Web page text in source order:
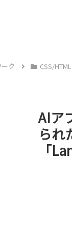
ク CSS/HTML
AIア
られ
「